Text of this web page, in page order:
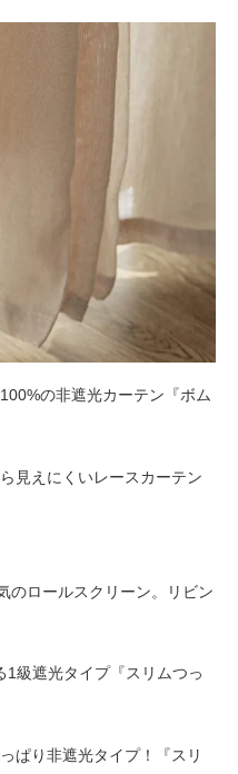
の非遮光カーテン『ボム
見えにくいレースカーテン
のロールスクリーン。リビン
1級遮光タイプ『スリムつっ
ぱり非遮光タイプ！『スリ